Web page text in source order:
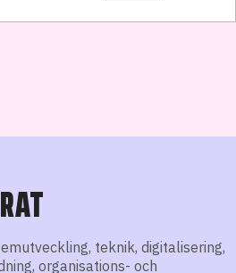
teknik, digitalisering,
organisations- och